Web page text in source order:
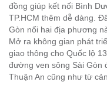
đồng giúp kết nối Bình
TP.HCM thêm dễ dàng.
Gòn nối hai địa phương
Mở ra không gian phát
giao thông cho Quốc lộ
đường ven sông Sài Gòn
Thuận An cũng như từ